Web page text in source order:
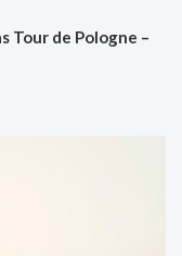
Tour de Pologne –